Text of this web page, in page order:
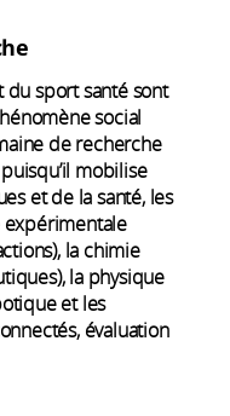
sport santé sont
social
de recherche
mobilise
et de la santé, les
expérimentale
la chimie
la physique
et les
évaluation